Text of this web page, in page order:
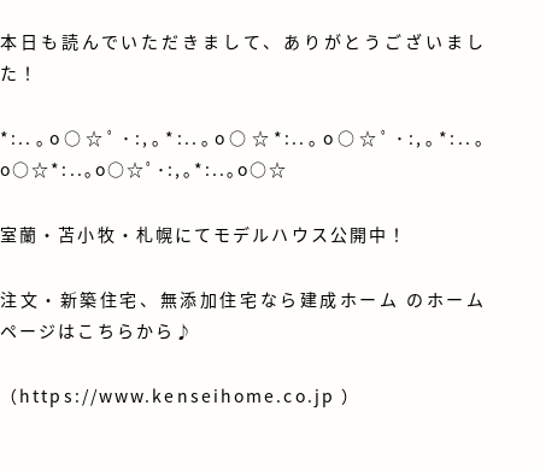
本日も読んでいただきまして、ありがとうございまし
た！
*:..｡o○☆ﾟ･:,｡*:..｡o○☆*:..｡o○☆ﾟ･:,｡*:..｡
o○☆*:..｡o○☆ﾟ･:,｡*:..｡o○☆
室蘭・苫小牧・札幌にてモデルハウス公開中！
注文・新築住宅、無添加住宅なら建成ホーム のホーム
ページはこちらから♪
（https://www.kenseihome.co.jp）